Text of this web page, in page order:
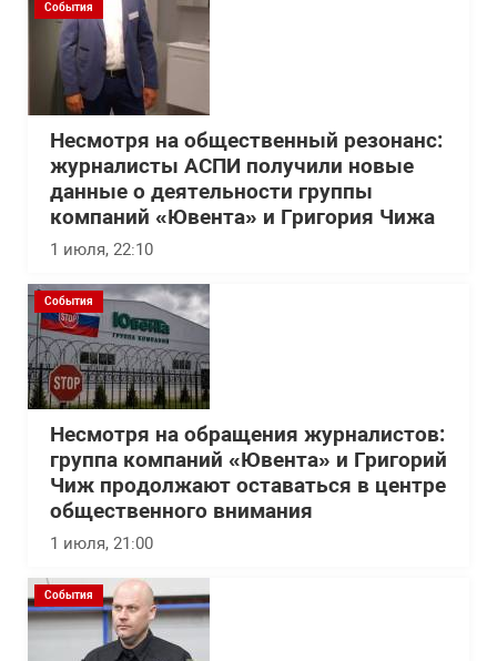
События
Несмотря на общественный резонанс:
журналисты АСПИ получили новые
данные о деятельности группы
компаний «Ювента» и Григория Чижа
1 июля, 22:10
События
Несмотря на обращения журналистов:
группа компаний «Ювента» и Григорий
Чиж продолжают оставаться в центре
общественного внимания
1 июля, 21:00
События